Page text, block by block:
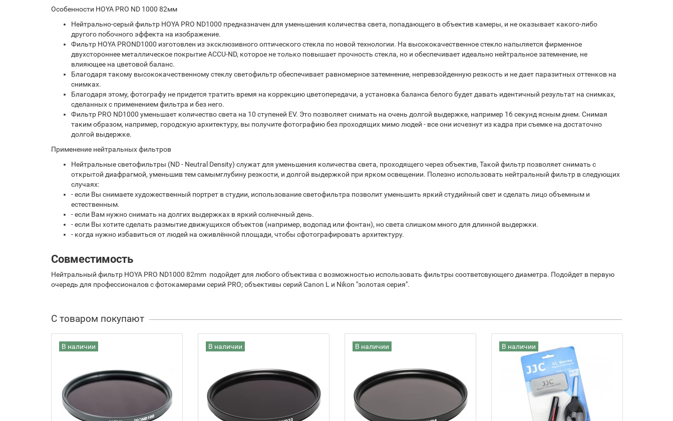
Особенности HOYA PRO ND 1000 82мм
Нейтрально-серый фильтр HOYA PRO ND1000 предназначен для уменьшения количества света, попадающего в объектив камеры, и не оказывает какого-либо
другого побочного эффекта на изображение.
Фильтр HOYA PROND1000 изготовлен из эксклюзивного оптического стекла по новой технологии. На высококачественное стекло напыляется фирменное
двухстороннее металлическое покрытие ACCU-ND, которое не только повышает прочность стекла, но и обеспечивает идеально нейтральное затемнение, не
влияющее на цветовой баланс.
Благодаря такому высококачественному стеклу светофильтр обеспечивает равномерное затемнение, непревзойденную резкость и не дает паразитных оттенков на
снимках.
Благодаря этому, фотографу не придется тратить время на коррекцию цветопередачи, а установка баланса белого будет давать идентичный результат на снимках,
сделанных с применением фильтра и без него.
Фильтр PRO ND1000 уменьшает количество света на 10 ступеней EV. Это позволяет снимать на очень долгой выдержке, например 16 секунд ясным днем. Снимая
таким образом, например, городскую архитектуру, вы получите фотографию без проходящих мимо людей - все они исчезнут из кадра при съемке на достаточно
долгой выдержке.
Применение нейтральных фильтров
Нейтральные светофильтры (ND - Neutral Density) служат для уменьшения количества света, проходящего через объектив, Такой фильтр позволяет снимать с
открытой диафрагмой, уменьшив тем самымглубину резкости, и долгой выдержкой при ярком освещении. Полезно использовать нейтральный фильтр в следующих
случаях:
- если Вы снимаете художественный портрет в студии, использование светофильтра позволит уменьшить яркий студийный свет и сделать лицо объемным и
естественным.
- если Вам нужно снимать на долгих выдержках в яркий солнечный день.
- если Вы хотите сделать размытие движущихся объектов (например, водопад или фонтан), но света слишком много для длинной выдержки.
- когда нужно избавиться от людей на оживлённой площади, чтобы сфотографировать архитектуру.
Совместимость
Нейтральный фильтр HOYA PRO ND1000 82mm подойдет для любого объектива с возможностью использовать фильтры соответсвующего диаметра. Подойдет в первую
очередь для профессионалов с фотокамерами серий PRO; объективы серий Canon L и Nikon "золотая серия".
С товаром покупают
В наличии В наличии В наличии В наличии